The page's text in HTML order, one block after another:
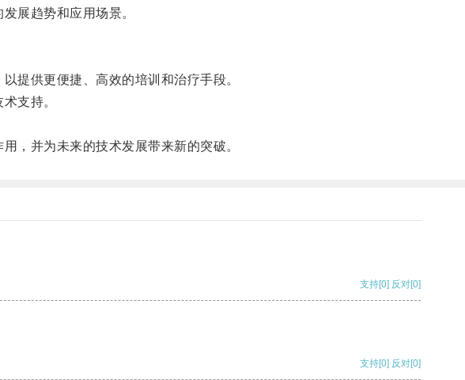
展趋势和应用场景。
提供更便捷、高效的培训和治疗手段。
支持。
，并为未来的技术发展带来新的突破。
支持[0] 反对[0]
支持[0] 反对[0]